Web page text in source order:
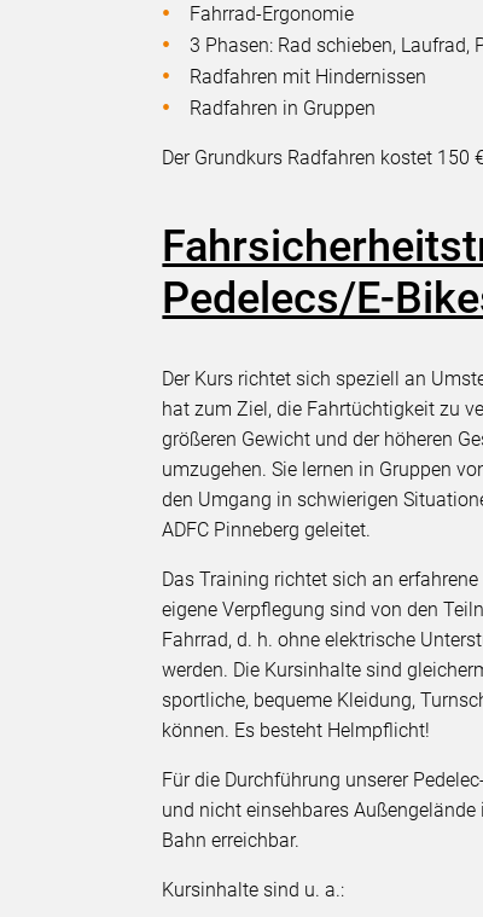
Fahrrad-Ergonomie
3 Phasen: Rad schieben, Laufrad,
Radfahren mit Hindernissen
Radfahren in Gruppen
Der Grundkurs Radfahren kostet 150
Pedelecs/E-
Der Kurs richtet sich speziell an
hat zum Ziel, die Fahrtüchtigkeit zu
größeren Gewicht und der höheren
umzugehen. Sie lernen in Gruppen
den Umgang in schwierigen
ADFC Pinneberg geleitet.
Das Training richtet sich an
eigene Verpflegung sind von den
Fahrrad, d. h. ohne elektrische
werden. Die Kursinhalte sind
sportliche, bequeme Kleidung,
können. Es besteht Helmpflicht!
Für die Durchführung unserer
und nicht einsehbares
Bahn erreichbar.
Kursinhalte sind u. a.: